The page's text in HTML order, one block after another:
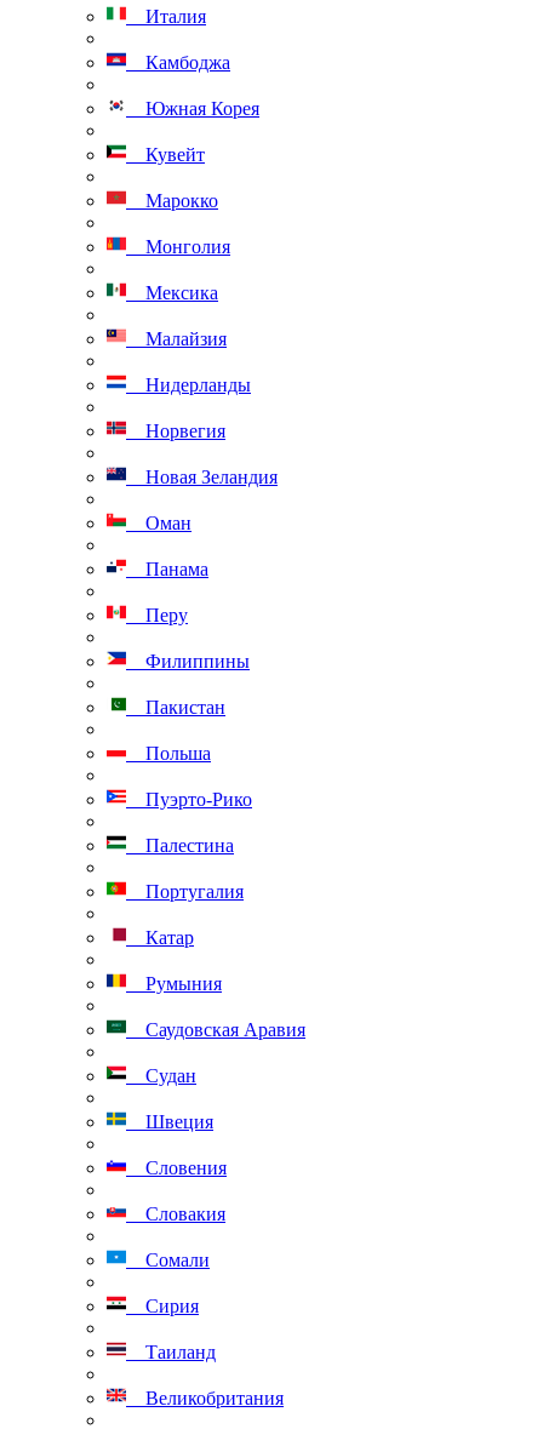
Италия
Камбоджа
Южная Корея
Кувейт
Марокко
Монголия
Мексика
Малайзия
Нидерланды
Норвегия
Новая Зеландия
Оман
Панама
Перу
Филиппины
Пакистан
Польша
Пуэрто-Рико
Палестина
Португалия
Катар
Румыния
Саудовская Аравия
Судан
Швеция
Словения
Словакия
Сомали
Сирия
Таиланд
Великобритания